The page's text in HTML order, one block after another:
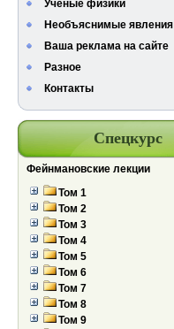
Ученые физики
Необъяснимые явления
Ваша реклама на сайте
Разное
Контакты
Спецкурс
Фейнмановские лекции
Том 1
Том 2
Том 3
Том 4
Том 5
Том 6
Том 7
Том 8
Том 9